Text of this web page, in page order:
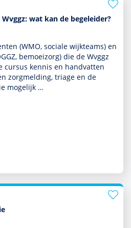
wat kan de begeleider?
(WMO, sociale wijkteams) en
bemoei­zorg) die de Wvggz
cursus kennis en handvatten
zorgmelding, triage en de
moge­lijk …